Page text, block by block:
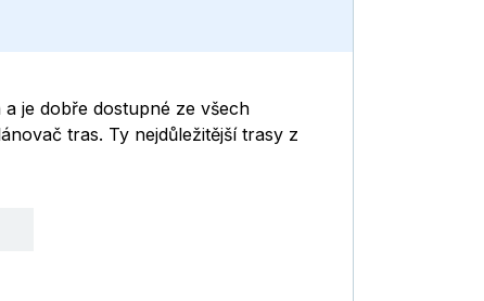
je dobře dostupné ze všech
tras. Ty nejdůležitější trasy z